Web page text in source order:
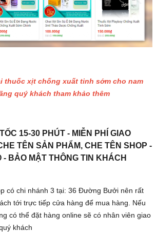
thuốc xịt chống xuất tinh sớm cho nam
quý khách tham khảo thêm
15-30 PHÚT - MIỄN PHÍ GIAO
TÊN SẢN PHẨM, CHE TÊN SHOP -
BẢO MẬT THÔNG TIN KHÁCH
có chi nhánh 3 tại: 36 Đường Bưởi nên rất
tới trực tiếp cửa hàng để mua hàng. Nếu
có thể đặt hàng online sẽ có nhân viên giao
khách